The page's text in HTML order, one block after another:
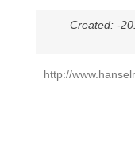
Created: -
http://